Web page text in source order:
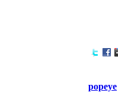
popeye